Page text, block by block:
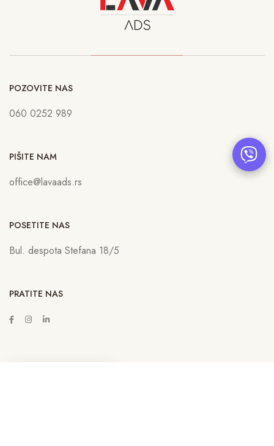
POZOVITE NAS
060 0252 989
PIŠITE NAM
office@lavaads.rs
POSETITE NAS
Bul. despota Stefana 18/5
PRATITE NAS